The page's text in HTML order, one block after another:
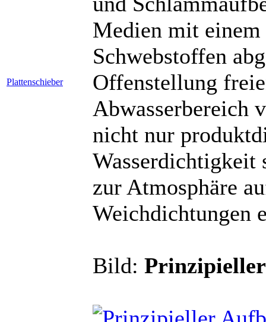
Plattenschieber
Medien mit einem
Schwebstoffen
Offenstellung
Abwasserbereich
nicht nur
Wasserdichtigkeit
zur Atmosphäre
Weichdichtungen
Bild: Prinzipieller